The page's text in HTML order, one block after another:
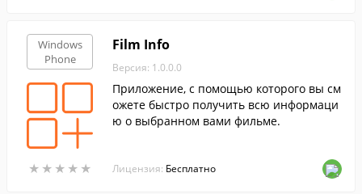
Windows
Phone
★ ★ ★ ★ ★
★ ★ ★ ★ ★
Film Info
Версия: 1.0.0.0
Приложение, с помощью которого вы см
ожете быстро получить всю информаци
ю о выбранном вами фильме.
Лицензия: Бесплатно